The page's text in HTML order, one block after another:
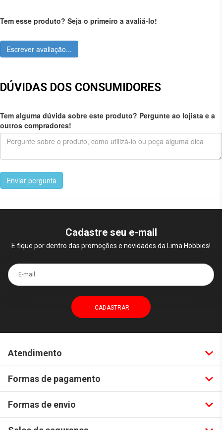
Tem esse produto? Seja o primeiro a avaliá-lo!
Escrever avaliação...
DÚVIDAS DOS CONSUMIDORES
Tem alguma dúvida sobre este produto? Pergunte ao lojista e a
outros compradores!
Enviar pergunta
Cadastre seu e-mail
E fique por dentro das promoções e novidades da Lima Hobbies!
E-mail
Atendimento
Formas de pagamento
Formas de envio